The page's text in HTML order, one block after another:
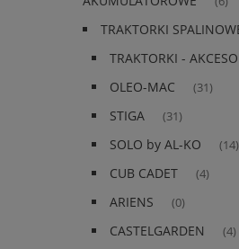
TRAKTORKI
TRAKTORKI -
OLEO-MAC (31)
STIGA (31)
SOLO by AL-KO (14)
CUB CADET (4)
ARIENS (0)
CASTELGARDEN (4)